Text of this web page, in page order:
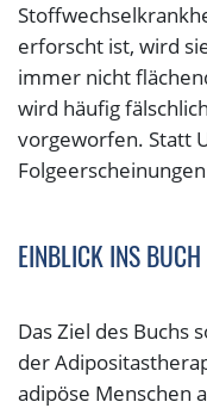
erforscht ist, wird
immer nicht
wird häufig
vorgeworfen. Statt
EINBLICK INS BUCH
Das Ziel des Buchs
der
adipöse Menschen